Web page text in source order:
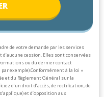
de votre demande par les services
cession. Elles sont conservées
ou du dernier contact
exemple).Conformément à la loi «
et du Règlement Général sur la
d’un droit d’accès, de rectification, de
et d’opposition aux